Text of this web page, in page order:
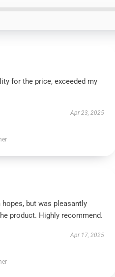
for the price, exceeded my
Apr 23, 2025
hopes, but was pleasantly
product. Highly recommend.
Apr 17, 2025